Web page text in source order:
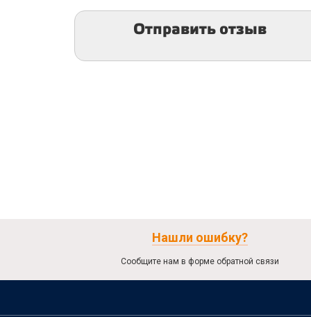
Отправить отзыв
Нашли ошибку?
Сообщите нам в форме обратной связи